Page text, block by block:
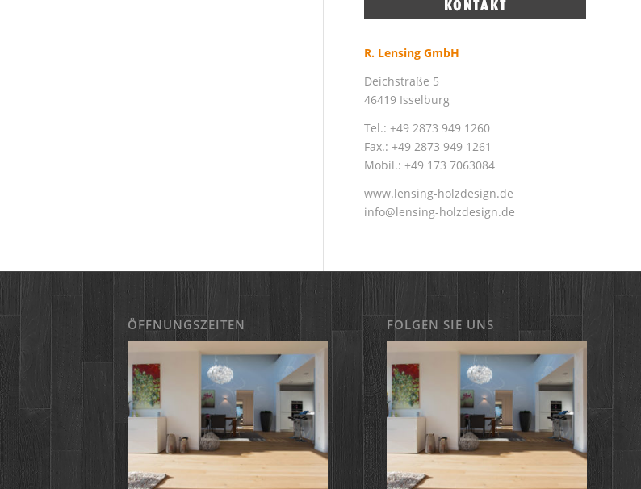
R. Lensing GmbH
Deichstraße 5
46419 Isselburg
Tel.: +49 2873 949 1260
Fax.: +49 2873 949 1261
Mobil.: +49 173 7063084
www.lensing-holzdesign.de
info@lensing-holzdesign.de
ÖFFNUNGSZEITEN FOLGEN SIE UNS